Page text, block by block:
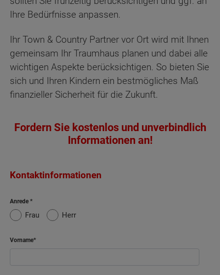
Ihre Bedürfnisse anpassen.
Ihr Town & Country Partner vor Ort wird mit Ihnen
gemeinsam Ihr Traumhaus planen und dabei alle
wichtigen Aspekte berücksichtigen. So bieten Sie
sich und Ihren Kindern ein bestmögliches Maß
finanzieller Sicherheit für die Zukunft.
Fordern Sie kostenlos und unverbindlich
Informationen an!
Kontaktinformationen
Anrede
Frau Herr
Vorname